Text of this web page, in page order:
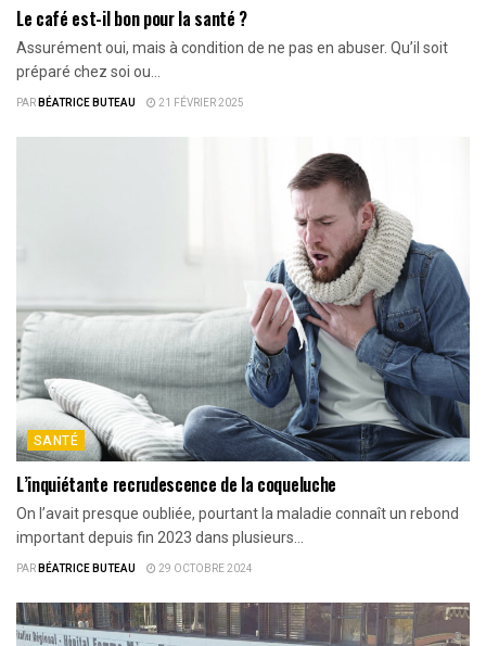
Le café est-il bon pour la santé ?
Assurément oui, mais à condition de ne pas en abuser. Qu’il soit
préparé chez soi ou...
PARBÉATRICE BUTEAU 21 FÉVRIER 2025
SANTÉ
L’inquiétante recrudescence de la coqueluche
On l’avait presque oubliée, pourtant la maladie connaît un rebond
important depuis fin 2023 dans plusieurs...
PARBÉATRICE BUTEAU 29 OCTOBRE 2024